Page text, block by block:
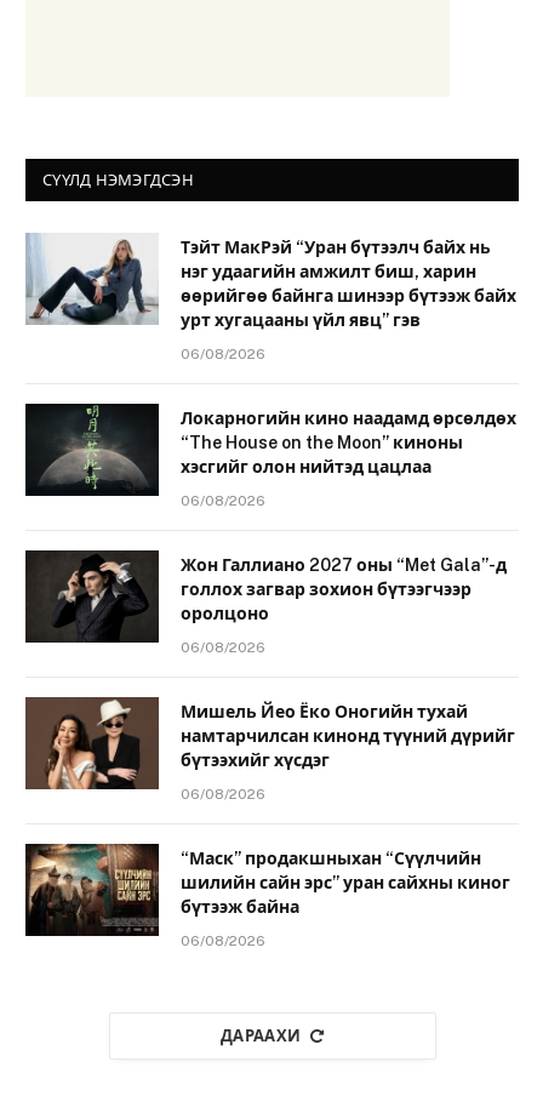
СҮҮЛД НЭМЭГДСЭН
Тэйт МакРэй “Уран бүтээлч байх нь
нэг удаагийн амжилт биш, харин
өөрийгөө байнга шинээр бүтээж байх
урт хугацааны үйл явц” гэв
06/08/2026
Локарногийн кино наадамд өрсөлдөх
“The House on the Moon” киноны
хэсгийг олон нийтэд цацлаа
06/08/2026
Жон Галлиано 2027 оны “Met Gala”-д
голлох загвар зохион бүтээгчээр
оролцоно
06/08/2026
Мишель Йео Ёко Оногийн тухай
намтарчилсан кинонд түүний дүрийг
бүтээхийг хүсдэг
06/08/2026
“Маск” продакшныхан “Сүүлчийн
шилийн сайн эрс” уран сайхны киног
бүтээж байна
06/08/2026
ДАРААХИ